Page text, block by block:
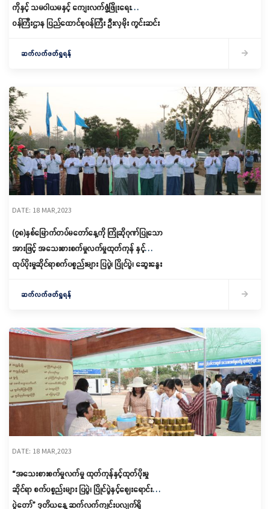
ကိုနှင့် သမဝါယမနှင့် ကျေးလက်ဖွံ့ဖြိုးရေး
ဝန်ကြီးဌာန ပြည်ထောင်စုဝန်ကြီး ဦးလှမိုး ကွင်းဆင်း
ဆက်လက်ဖတ်ရှုရန်
DATE: 18 MAR,2023
(၇၈)နှစ်မြောက်တပ်မတော်နေ့ကို ကြိုဆိုဂုဏ်ပြုသော
အားဖြင့် အသေးစားစက်မှုလက်မှုထုတ်ကုန် နှင့်
ထုပ်ပိုးမှုဆိုင်ရာစက်ပစ္စည်းများ ပြပွဲ၊ ပြိုင်ပွဲ၊ ဆွေးနွေး
ဆက်လက်ဖတ်ရှုရန်
DATE: 18 MAR,2023
“အသေးစားစက်မှုလက်မှု ထုတ်ကုန်နှင့်ထုတ်ပိုးမှု
ဆိုင်ရာ စက်ပစ္စည်းများ ပြပွဲ၊ ပြိုင်ပွဲနှင့်ဈေးရောင်း
ပွဲတော်” ဒုတိယနေ့ ဆက်လက်ကျင်းပလျက်ရှိ